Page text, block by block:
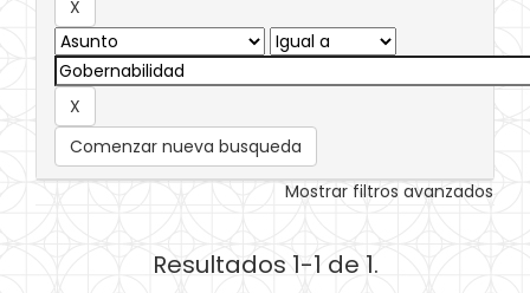
Comenzar nueva busqueda
Mostrar filtros avanzados
Resultados 1-1 de 1.